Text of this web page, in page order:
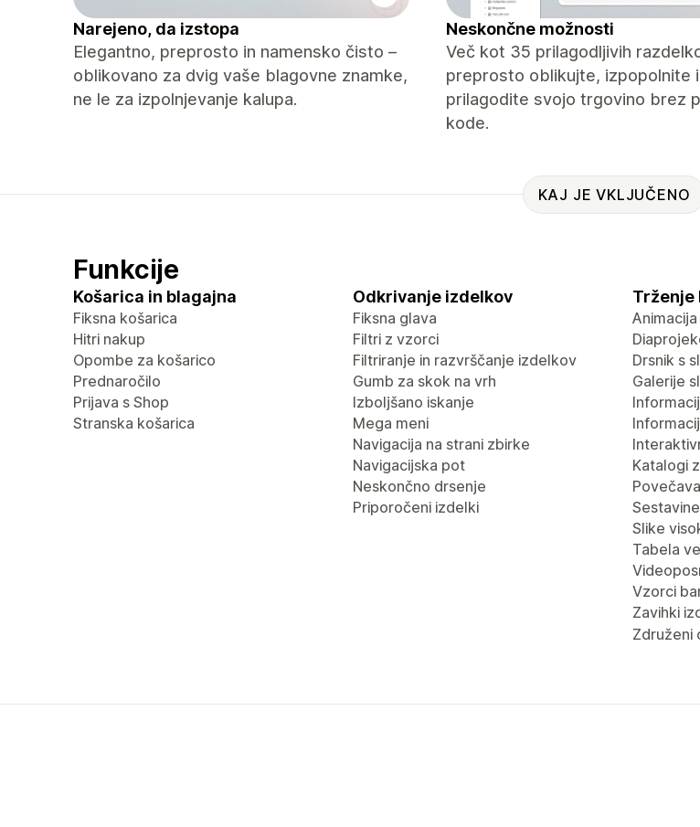
Narejeno, da izstopa
Elegantno, preprosto in namensko čisto –
oblikovano za dvig vaše blagovne znamke,
ne le za izpolnjevanje kalupa.
Neskončne možnosti
Več kot 35 prilagodljivih
preprosto oblikujte, izpopolnite
prilagodite svojo trgovino brez
kode.
KAJ JE VKLJUČENO
Funkcije
Košarica in blagajna
Fiksna košarica
Hitri nakup
Opombe za košarico
Prednaročilo
Prijava s Shop
Stranska košarica
Odkrivanje izdelkov
Fiksna glava
Filtri z vzorci
Filtriranje in razvrščanje izdelkov
Gumb za skok na vrh
Izboljšano iskanje
Mega meni
Navigacija na strani zbirke
Navigacijska pot
Neskončno drsenje
Priporočeni izdelki
Trženje
Animacija
Drsnik s
Galerije
Katalogi
Slike
Tabela
Vzorci
Zavihki
Združeni